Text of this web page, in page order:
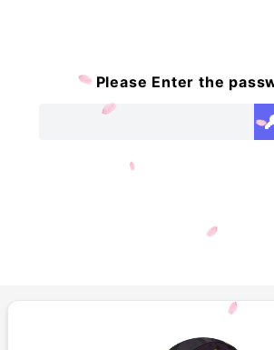
Please Enter the